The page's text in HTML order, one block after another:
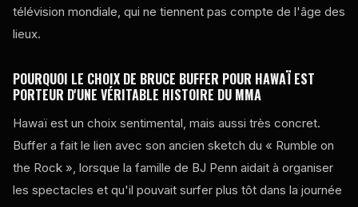
télévision mondiale, qui ne tiennent pas compte de l'âge des
lieux.
POURQUOI LE CHOIX DE BRUCE BUFFER POUR HAWAÏ EST
PORTEUR D'UNE VÉRITABLE HISTOIRE DU MMA
Hawaï est un choix sentimental, mais aussi très concret.
Buffer a fait le lien avec son ancien sketch du « Rumble on
the Rock », lorsque la famille de BJ Penn aidait à organiser
les spectacles et qu'il pouvait surfer plus tôt dans la journée